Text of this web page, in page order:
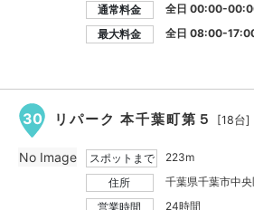
通常料金
全日 00:00-
最大料金
全日 08:00-
30 リパーク 本千葉町第５ [18台]
スポットまで
223m
住所
千葉県千葉市中
営業時間
24時間
No Image